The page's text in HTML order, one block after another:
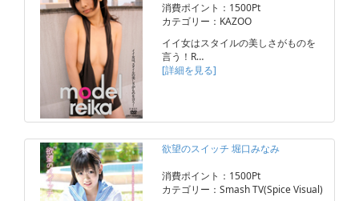
消費ポイント：1500Pt
カテゴリー：KAZOO
イイ女はスタイルの美しさがものを
言う！R…
[詳細を見る]
欲望のスイッチ 堀口みなみ
消費ポイント：1500Pt
カテゴリー：Smash TV(Spice Visual)